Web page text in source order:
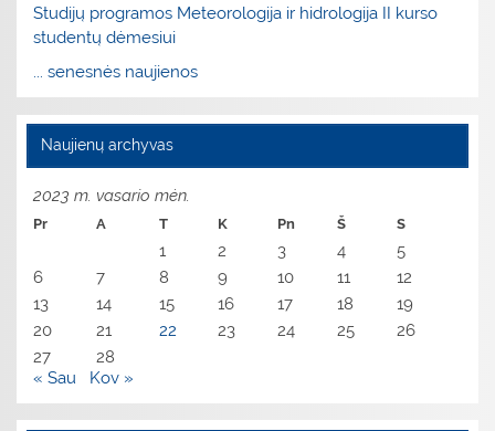
Studijų programos Meteorologija ir hidrologija II kurso
studentų dėmesiui
... senesnės naujienos
Naujienų archyvas
2023 m. vasario mėn.
Pr A T K Pn Š S
1 2 3 4
5
6
7 8 9 10 11
12
13
14 15 16 17 18
19
20
21 22 23 24 25
26
27
28
« Sau
Kov »